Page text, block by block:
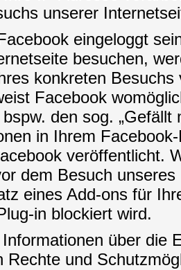
unserer
eingeloggt
besuchen,
konkreten
Facebook
den sog.
in Ihrem
veröffentlicht.
dem Besuch
eines Add-ons für
in blockiert wird.
über die
Rechte und